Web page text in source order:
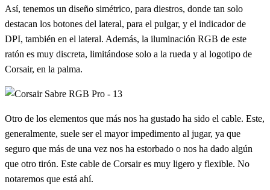
Así, tenemos un diseño simétrico, para diestros, donde tan solo
destacan los botones del lateral, para el pulgar, y el indicador de
DPI, también en el lateral. Además, la iluminación RGB de este
ratón es muy discreta, limitándose solo a la rueda y al logotipo de
Corsair, en la palma.
Otro de los elementos que más nos ha gustado ha sido el cable. Este,
generalmente, suele ser el mayor impedimento al jugar, ya que
seguro que más de una vez nos ha estorbado o nos ha dado algún
que otro tirón. Este cable de Corsair es muy ligero y flexible. No
notaremos que está ahí.